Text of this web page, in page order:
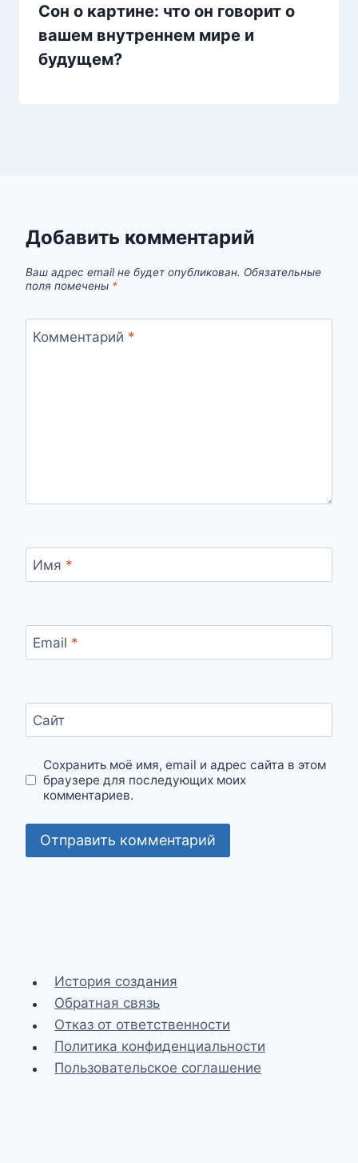
Сон о картине: что он говорит о
вашем внутреннем мире и
будущем?
Добавить комментарий
Ваш адрес email не будет опубликован. Обязательные
поля помечены *
Комментарий *
Имя *
Email *
Сайт
Сохранить моё имя, email и адрес сайта в этом
браузере для последующих моих
комментариев.
История создания
Обратная связь
Отказ от ответственности
Политика конфиденциальности
Пользовательское соглашение